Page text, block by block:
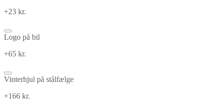
+23 kr.
Logo på bil
+65 kr.
Vinterhjul på stålfælge
+166 kr.